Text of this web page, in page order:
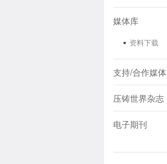
媒体库
资料下载
支持/合作媒体
压铸世界杂志
电子期刊